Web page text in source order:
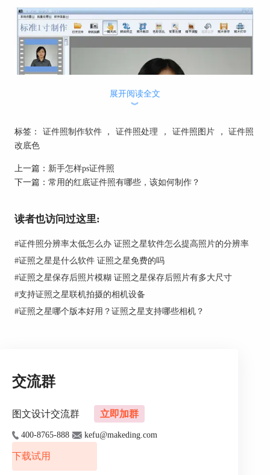
证，出入证等，处理各类照片也非常的简单方便。 使用证照之星
轻松制作证件照，让我们从此远离证件照带来的困扰，随时随地
展开阅读全文
︾
标签： 证件照制作软件 ， 证件照处理 ， 证件照图片 ，
证件照
改底色
上一篇： 新手怎样ps证件照
下一篇： 常用的红底证件照有哪些，该如何制作？
读者也访问过这里:
#证件照分辨率太低怎么办 证照之星软件怎么提高照片的分辨率
#证照之星是什么软件 证照之星免费的吗
#证照之星保存后照片模糊 证照之星保存后照片有多大尺寸
#支持证照之星联机拍摄的相机设备
#证照之星哪个版本好用？证照之星支持哪些相机？
交流群
图文设计交流群 立即加群
400-8765-888 kefu@makeding.com
下载试用